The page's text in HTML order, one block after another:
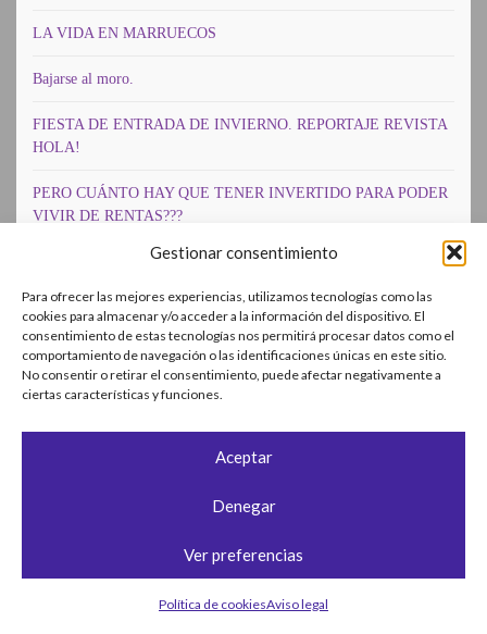
Gestionar consentimiento
Para ofrecer las mejores experiencias, utilizamos tecnologías como las
cookies para almacenar y/o acceder a la información del dispositivo. El
consentimiento de estas tecnologías nos permitirá procesar datos como el
comportamiento de navegación o las identificaciones únicas en este sitio.
No consentir o retirar el consentimiento, puede afectar negativamente a
ciertas características y funciones.
Aceptar
Denegar
Ver preferencias
Política de cookiesAviso legal
LA VIDA EN MARRUECOS
Bajarse al moro.
FIESTA DE ENTRADA DE INVIERNO. REPORTAJE REVISTA
HOLA!
PERO CUÁNTO HAY QUE TENER INVERTIDO PARA PODER
VIVIR DE RENTAS???
CÓMO HACERSE RENTISTA
LA VIDA EN TURQUÍA
TURQUÍA. LA CAPADOCIA. VIAJE EN GLOBO. EL PLANETA
TATOOINE.
ASALTO A LA FURGONETA A LAS 3.40 AM
FURGONETA Y MANTA. «TOUR-KÍA 2014». ZARAGOZA-